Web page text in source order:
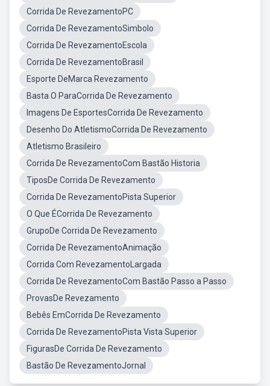
Corrida De RevezamentoPC
Corrida De RevezamentoSimbolo
Corrida De RevezamentoEscola
Corrida De RevezamentoBrasil
Esporte DeMarca Revezamento
Basta O ParaCorrida De Revezamento
Imagens De EsportesCorrida De Revezamento
Desenho Do AtletismoCorrida De Revezamento
Atletismo Brasileiro
Corrida De RevezamentoCom Bastão Historia
TiposDe Corrida De Revezamento
Corrida De RevezamentoPista Superior
O Que ÉCorrida De Revezamento
GrupoDe Corrida De Revezamento
Corrida De RevezamentoAnimação
Corrida Com RevezamentoLargada
Corrida De RevezamentoCom Bastão Passo a Passo
ProvasDe Revezamento
Bebês EmCorrida De Revezamento
Corrida De RevezamentoPista Vista Superior
FigurasDe Corrida De Revezamento
Bastão De RevezamentoJornal